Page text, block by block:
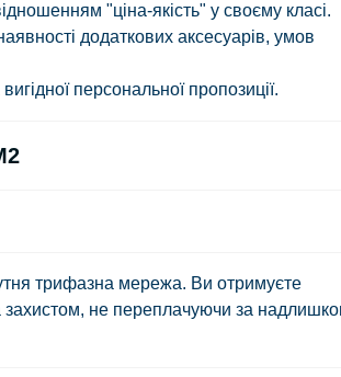
"ціна-якість" у своєму класі.
додаткових аксесуарів, умов
персональної пропозиції.
трифазна мережа. Ви отримуєте
захистом, не переплачуючи за